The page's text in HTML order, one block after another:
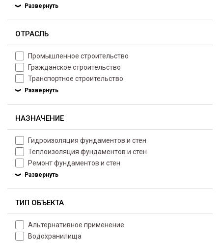
ОТРАСЛЬ
Промышленное строительство
Гражданское строительство
Транспортное строительство
НАЗНАЧЕНИЕ
Гидроизоляция фундаментов и стен
Теплоизоляция фундаментов и стен
Ремонт фундаментов и стен
ТИП ОБЪЕКТА
Альтернативное применение
Водохранилища